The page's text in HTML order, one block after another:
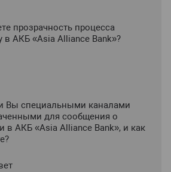
прозрачность процесса
в АКБ «Asia Alliance Bank»?
Вы специальными каналами
для сообщения о
в АКБ «Asia Alliance Bank», и как